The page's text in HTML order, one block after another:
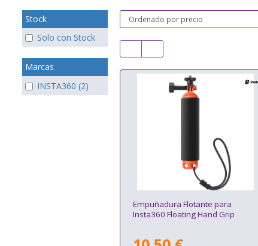
Stock
Solo con Stock
Marcas
INSTA360 (2)
Empuñadura Flotante para
Insta360 Floating Hand Grip